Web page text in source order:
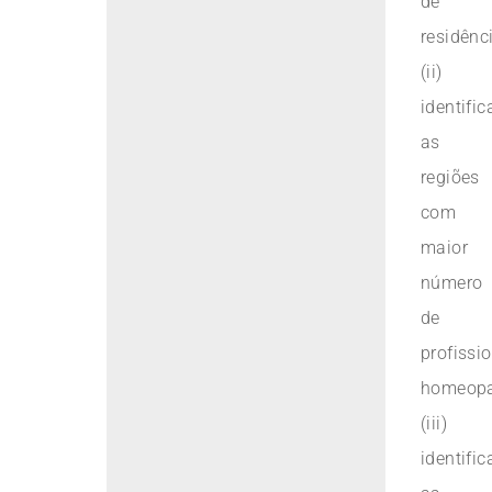
(ii)
as
regiões
com
maior
número
de
(iii)